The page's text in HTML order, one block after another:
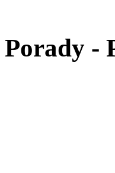
Porady -